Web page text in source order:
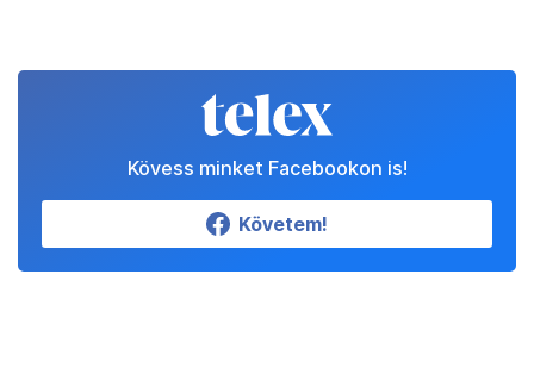
Kövess minket Facebookon is!
Követem!